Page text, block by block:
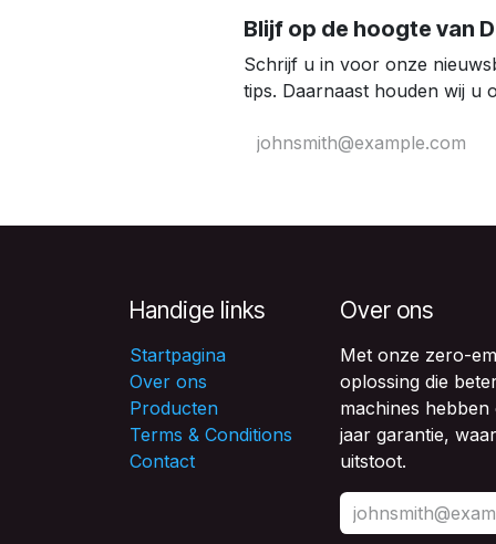
Blijf op de hoogte van
Schrijf u in voor onze
tips. Daarnaast houden wij u
Handige links
Startpagina
Over ons
Producten
Terms & Conditions
Contact
Over ons
Met onze zero-
oplossing die
machines
jaar garantie,
uitstoot.